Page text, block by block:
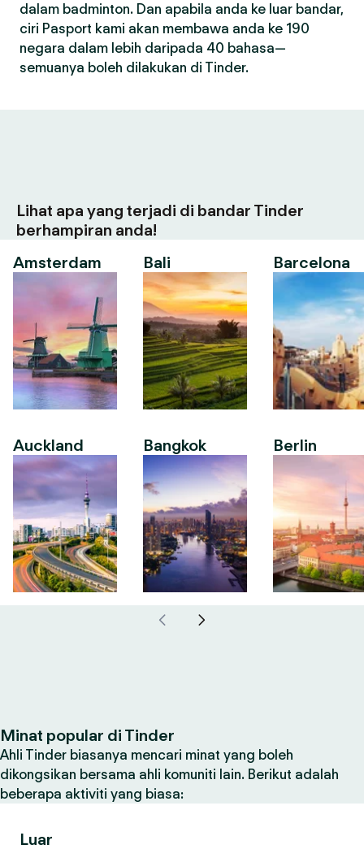
dalam badminton. Dan apabila anda ke luar bandar,
ciri Pasport kami akan membawa anda ke 190
negara dalam lebih daripada 40 bahasa—
semuanya boleh dilakukan di Tinder.
Lihat apa yang terjadi di bandar Tinder
berhampiran anda!
Amsterdam
Auckland
Bali
Bangkok
Barcelona
Berlin
Minat popular di Tinder
Ahli Tinder biasanya mencari minat yang boleh
dikongsikan bersama ahli komuniti lain. Berikut adalah
beberapa aktiviti yang biasa:
Luar